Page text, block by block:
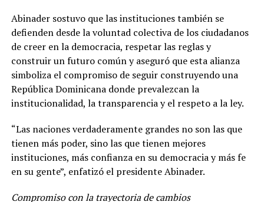
Abinader sostuvo que las instituciones también se
defienden desde la voluntad colectiva de los ciudadanos
de creer en la democracia, respetar las reglas y
construir un futuro común y aseguró que esta alianza
simboliza el compromiso de seguir construyendo una
República Dominicana donde prevalezcan la
institucionalidad, la transparencia y el respeto a la ley.
“Las naciones verdaderamente grandes no son las que
tienen más poder, sino las que tienen mejores
instituciones, más confianza en su democracia y más fe
en su gente”, enfatizó el presidente Abinader.
Compromiso con la trayectoria de cambios